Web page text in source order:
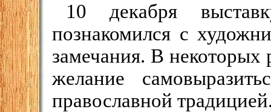
10 декабря
познакомился с
замечания. В некоторых
желание
православной